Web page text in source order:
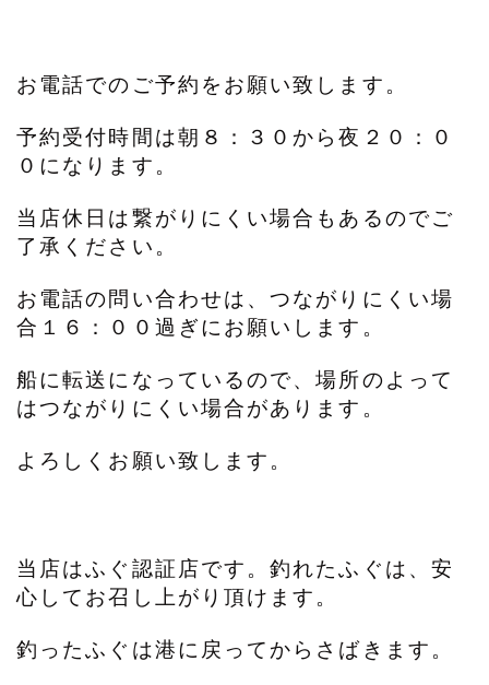
お電話でのご予約をお願い致します。
予約受付時間は朝８：３０から夜２０：０
０になります。
当店休日は繋がりにくい場合もあるのでご
了承ください。
お電話の問い合わせは、つながりにくい場
合１６：００過ぎにお願いします。
船に転送になっているので、場所のよって
はつながりにくい場合があります。
よろしくお願い致します。
当店はふぐ認証店です。釣れたふぐは、安
心してお召し上がり頂けます。
釣ったふぐは港に戻ってからさばきます。